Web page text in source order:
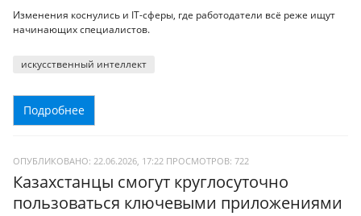
Изменения коснулись и IТ-сферы, где работодатели всё реже ищут
начинающих специалистов.
искусственный интеллект
Подробнее
ОПУБЛИКОВАНО: 22.06.2026, 17:22 ПРОСМОТРОВ: 722
Казахстанцы смогут круглосуточно
пользоваться ключевыми приложениями